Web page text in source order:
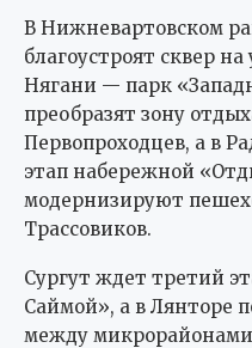
В Нижневартовском
благоустроят сквер
Нягани — парк
преобразят зону
Первопроходцев, а в
этап набережной
модернизируют
Трассовиков.
Сургут ждет третий
Саймой», а в Лянторе
между